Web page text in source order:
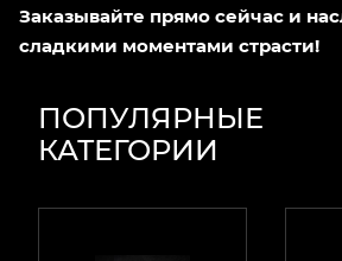
Заказывайте прямо сейчас и
сладкими моментами страсти!
ПОПУЛЯРНЫЕ
КАТЕГОРИИ